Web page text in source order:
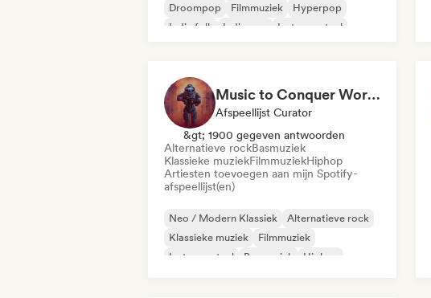
Droompop
Filmmuziek
Hyperpop
Indie folk
Indie pop Instrumentaal
Music to Conquer Worlds To ⚔️ Epic Orchestral, Cinematic & Trailer Music
Afspeellijst Curator
&gt; 1900 gegeven antwoorden
Alternatieve rockBasmuziek
Klassieke muziekFilmmuziekHiphop
Artiesten toevoegen aan mijn Spotify-
afspeellijst(en)
Neo / Modern Klassiek
Alternatieve rock
Klassieke muziek
Filmmuziek
Instrumentaal
Basmuziek
Hiphop